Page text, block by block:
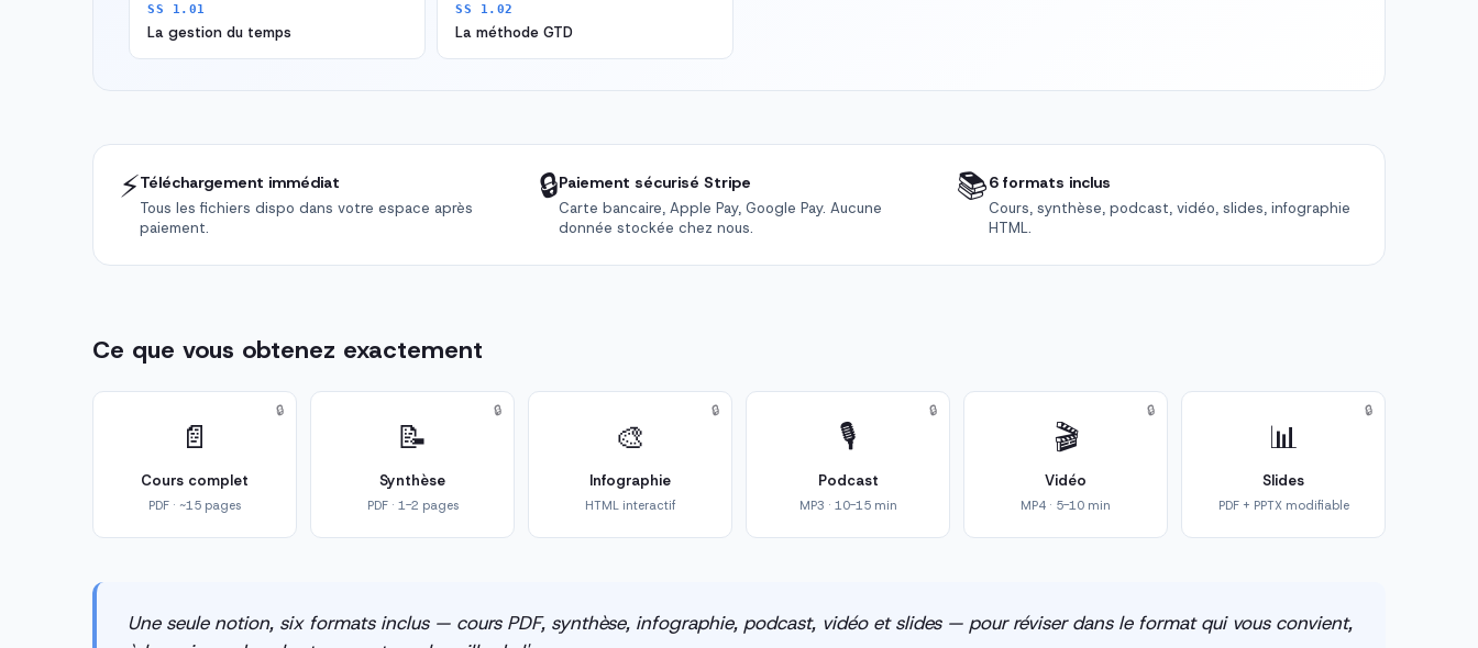
SS 1.01
La gestion du temps
SS 1.02
La méthode GTD
⚡Téléchargement immédiat
Tous les fichiers dispo dans votre espace après
paiement.
🔒Paiement sécurisé Stripe
Carte bancaire, Apple Pay, Google Pay. Aucune
donnée stockée chez nous.
📚6 formats inclus
Cours, synthèse, podcast, vidéo, slides, infographie
HTML.
Ce que vous obtenez exactement
📄
Cours complet
PDF · ~15 pages
🔒
📝
Synthèse
PDF · 1-2 pages
🔒
🎨
Infographie
HTML interactif
🔒
🎙️
Podcast
MP3 · 10-15 min
🔒
🎬
Vidéo
MP4 · 5-10 min
🔒
📊
Slides
PDF + PPTX modifiable
🔒
Une seule notion, six formats inclus — cours PDF, synthèse, infographie, podcast, vidéo et slides — pour réviser dans le format qui vous convient,